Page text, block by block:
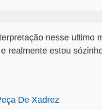
nesse ultimo
realmente estou
De Xadrez